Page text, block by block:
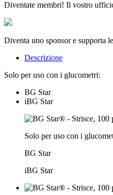
Diventate membri! Il vostro
Diventa uno sponsor e supporta
Descrizione
Solo per uso con i glucometri:
BG Star
iBG Star
Solo per uso con i
BG Star
iBG Star